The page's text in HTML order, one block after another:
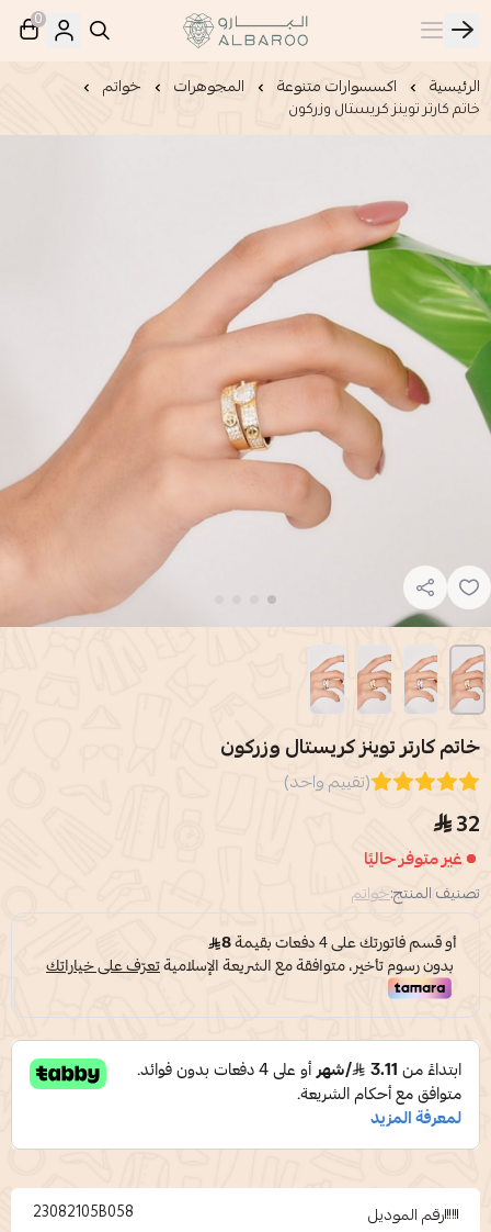
البارو | Albaroo
0
الرئيسية اكسسوارات متنوعة المجوهرات خواتم
خاتم كارتر توينز كريستال وزركون
خاتم كارتر توينز كريستال وزركون
(تقييم واحد)
32
غير متوفر حاليًا
تصنيف المنتج:خواتم
رقم الموديل 23082105B058